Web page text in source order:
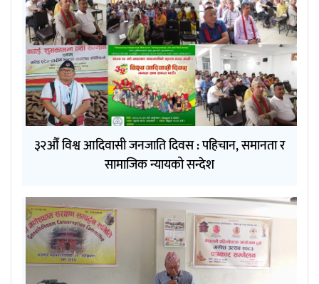
३२औँ विश्व आदिवासी जनजाति दिवस : पहिचान, समानता र
सामाजिक न्यायको सन्देश